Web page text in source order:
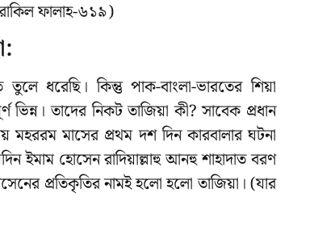
ফালাহ-৬১৯)
ধরেছি। কিন্তু পাক-বাংলা-ভারতের শিয়া
তাদের নিকট তাজিয়া কী? সাবেক প্রধান
মহররম মাসের প্রথম দশ দিন কারবালার ঘটনা
হোসেন রাদিয়াল্লাহু আনহু শাহাদাত বরণ
প্রতিকৃতির নামই হলো হলো তাজিয়া। (যার